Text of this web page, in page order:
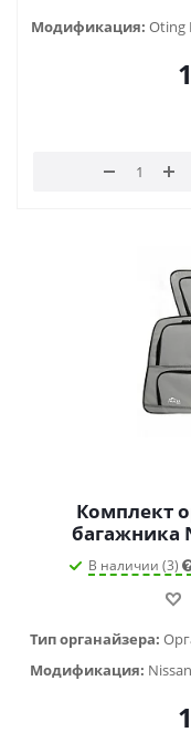
Модификация: Oting
Комплект
багажника
В наличии (3)
Тип органайзера:
Модификация: